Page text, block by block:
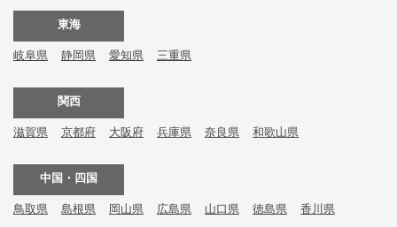
東海
岐阜県 静岡県 愛知県 三重県
関西
滋賀県 京都府 大阪府 兵庫県 奈良県 和歌山県
中国・四国
鳥取県 島根県 岡山県 広島県 山口県 徳島県 香川県